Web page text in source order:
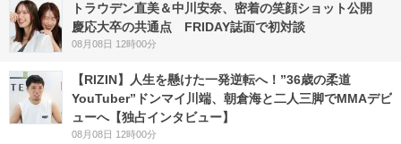
トラウデン直美＆中川安奈、密着の笑顔ショット公開
慶応大卒の共通点 FRIDAY誌面で初対談
08月08日 12時00分
【RIZIN】人生を懸けた一発逆転へ！”36歳の柔道
YouTuber”ドンマイ川端、朝倉海と二人三脚でMMAデビ
ューへ【独占インタビュー】
08月08日 12時00分